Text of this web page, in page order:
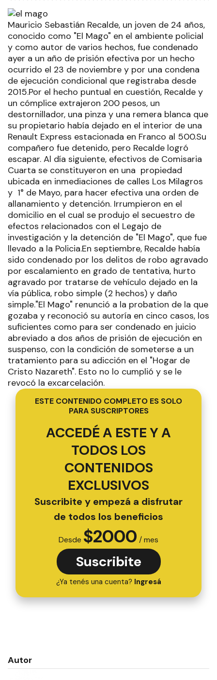
Mauricio Sebastián Recalde, un joven de 24 años,
conocido como "El Mago" en el ambiente policial
y como autor de varios hechos, fue condenado
ayer a un año de prisión efectiva por un hecho
ocurrido el 23 de noviembre y por una condena
de ejecución condicional que registraba desde
2015.Por el hecho puntual en cuestión, Recalde y
un cómplice extrajeron 200 pesos, un
destornillador, una pinza y una remera blanca que
su propietario había dejado en el interior de una
Renault Express estacionada en Franco al 500.Su
compañero fue detenido, pero Recalde logró
escapar. Al día siguiente, efectivos de Comisaria
Cuarta se constituyeron en una propiedad
ubicada en inmediaciones de calles Los Milagros
y 1° de Mayo, para hacer efectiva una orden de
allanamiento y detención. Irrumpieron en el
domicilio en el cual se produjo el secuestro de
efectos relacionados con el Legajo de
investigación y la detención de "El Mago", que fue
llevado a la Policia.En septiembre, Recalde había
sido condenado por los delitos de robo agravado
por escalamiento en grado de tentativa, hurto
agravado por tratarse de vehículo dejado en la
vía pública, robo simple (2 hechos) y daño
simple."El Mago" renunció a la probation de la que
gozaba y reconoció su autoría en cinco casos, los
suficientes como para ser condenado en juicio
abreviado a dos años de prisión de ejecución en
suspenso, con la condición de someterse a un
tratamiento para su adicción en el "Hogar de
Cristo Nazareth". Esto no lo cumplió y se le
revocó la excarcelación.
ESTE CONTENIDO COMPLETO ES SOLO
PARA SUSCRIPTORES
ACCEDÉ A ESTE Y A
TODOS LOS
CONTENIDOS
EXCLUSIVOS
Suscribite y empezá a disfrutar
de todos los beneficios
Desde $2000 / mes
Suscribite
¿Ya tenés una cuenta? Ingresá
Autor